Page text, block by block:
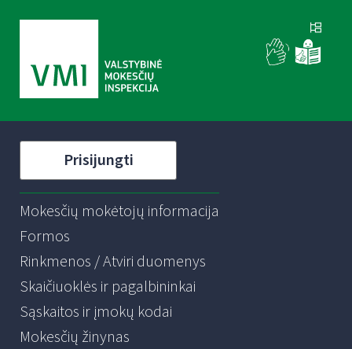
Prisijungti
Mokesčių mokėtojų informacija
Formos
Rinkmenos / Atviri duomenys
Skaičiuoklės ir pagalbininkai
Sąskaitos ir įmokų kodai
Mokesčių žinynas